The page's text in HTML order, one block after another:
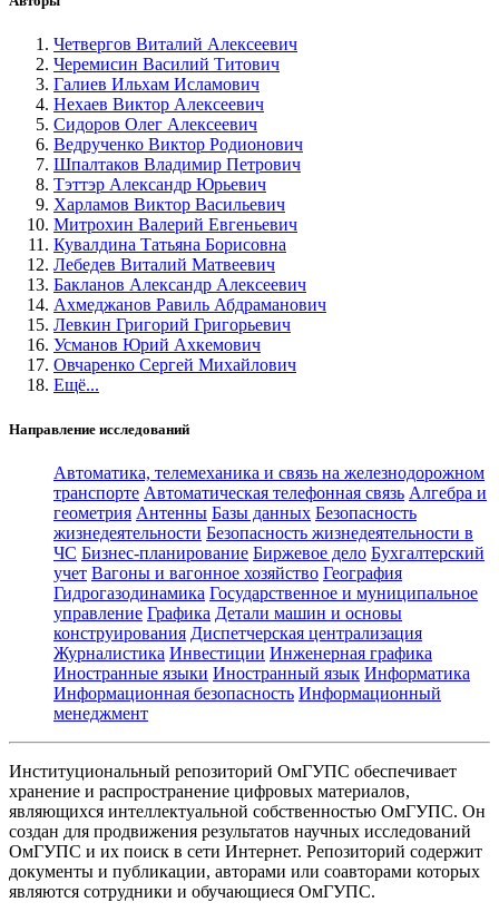
Четвергов Виталий Алексеевич
Черемисин Василий Титович
Галиев Ильхам Исламович
Нехаев Виктор Алексеевич
Сидоров Олег Алексеевич
Ведрученко Виктор Родионович
Шпалтаков Владимир Петрович
Тэттэр Александр Юрьевич
Харламов Виктор Васильевич
Митрохин Валерий Евгеньевич
Кувалдина Татьяна Борисовна
Лебедев Виталий Матвеевич
Бакланов Александр Алексеевич
Ахмеджанов Равиль Абдраманович
Левкин Григорий Григорьевич
Усманов Юрий Ахкемович
Овчаренко Сергей Михайлович
Ещё...
Направление исследований
Автоматика, телемеханика и связь на железнодорожном
транспорте Автоматическая телефонная связь Алгебра и
геометрия Антенны Базы данных Безопасность
жизнедеятельности Безопасность жизнедеятельности в
ЧС Бизнес-планирование Биржевое дело Бухгалтерский
учет Вагоны и вагонное хозяйство География
Гидрогазодинамика Государственное и муниципальное
управление Графика Детали машин и основы
конструирования Диспетчерская централизация
Журналистика Инвестиции Инженерная графика
Иностранные языки Иностранный язык Информатика
Информационная безопасность Информационный
менеджмент
Институциональный репозиторий ОмГУПС обеспечивает
хранение и распространение цифровых материалов,
являющихся интеллектуальной собственностью ОмГУПС. Он
создан для продвижения результатов научных исследований
ОмГУПС и их поиск в сети Интернет. Репозиторий содержит
документы и публикации, авторами или соавторами которых
являются сотрудники и обучающиеся ОмГУПС.